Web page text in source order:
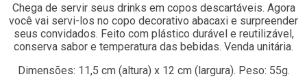
Chega de servir seus drinks em copos descartáveis. Agora
você vai servi-los no copo decorativo abacaxi e surpreender
seus convidados. Feito com plástico durável e reutilizável,
conserva sabor e temperatura das bebidas. Venda unitária.
Dimensões: 11,5 cm (altura) x 12 cm (largura). Peso: 55g.